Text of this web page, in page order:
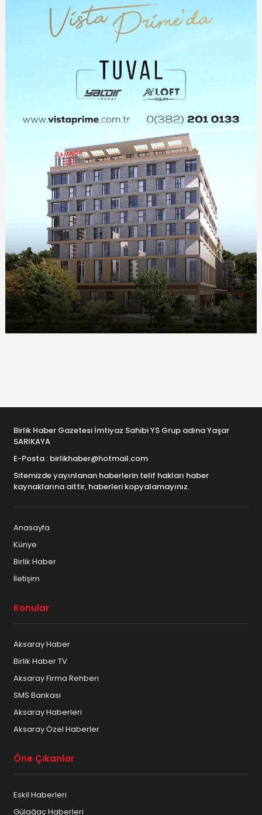
Birlik Haber Gazetesi İmtiyaz Sahibi YS Grup adına Yaşar
SARIKAYA
E-Posta : birlikhaber@hotmail.com
Sitemizde yayınlanan haberlerin telif hakları haber
kaynaklarına aittir, haberleri kopyalamayınız.
Anasayfa
Künye
Birlik Haber
İletişim
Konular
Aksaray Haber
Birlik Haber TV
Aksaray Firma Rehberi
SMS Bankası
Aksaray Haberleri
Aksaray Özel Haberler
Öne Çıkanlar
Eskil Haberleri
Gülağaç Haberleri